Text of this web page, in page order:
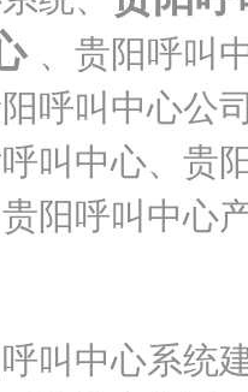
、贵阳呼叫
呼叫中心公
叫中心、贵
阳呼叫中心
叫中心系统